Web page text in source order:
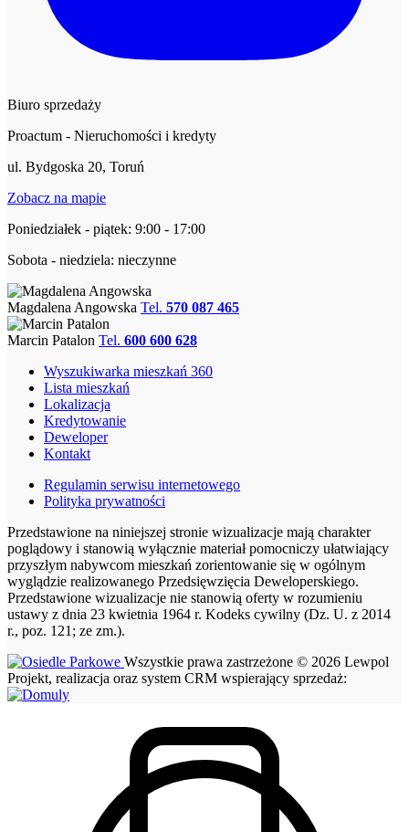
Biuro sprzedaży
Proactum - Nieruchomości i kredyty
ul. Bydgoska 20, Toruń
Zobacz na mapie
Poniedziałek - piątek: 9:00 - 17:00
Sobota - niedziela: nieczynne
Magdalena Angowska Tel. 570 087 465
Marcin Patalon Tel. 600 600 628
Wyszukiwarka mieszkań 360
Lista mieszkań
Lokalizacja
Kredytowanie
Deweloper
Kontakt
Regulamin serwisu internetowego
Polityka prywatności
Przedstawione na niniejszej stronie wizualizacje mają charakter
poglądowy i stanowią wyłącznie materiał pomocniczy ułatwiający
przyszłym nabywcom mieszkań zorientowanie się w ogólnym
wyglądzie realizowanego Przedsięwzięcia Deweloperskiego.
Przedstawione wizualizacje nie stanowią oferty w rozumieniu
ustawy z dnia 23 kwietnia 1964 r. Kodeks cywilny (Dz. U. z 2014
r., poz. 121; ze zm.).
Wszystkie prawa zastrzeżone © 2026 Lewpol
Projekt, realizacja oraz system CRM wspierający sprzedaż: